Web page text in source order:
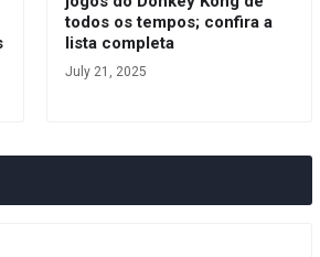
todos os tempos; confira a
lista completa
July 21, 2025